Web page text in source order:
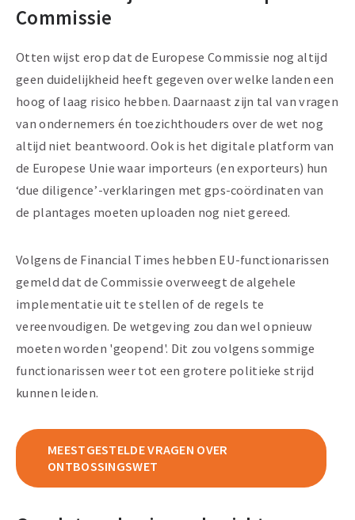
Commissie
Otten wijst erop dat de Europese Commissie nog altijd
geen duidelijkheid heeft gegeven over welke landen een
hoog of laag risico hebben. Daarnaast zijn tal van vragen
van ondernemers én toezichthouders over de wet nog
altijd niet beantwoord. Ook is het digitale platform van
de Europese Unie waar importeurs (en exporteurs) hun
‘due diligence’-verklaringen met gps-coördinaten van
de plantages moeten uploaden nog niet gereed.
Volgens de Financial Times hebben EU-functionarissen
gemeld dat de Commissie overweegt de algehele
implementatie uit te stellen of de regels te
vereenvoudigen. De wetgeving zou dan wel opnieuw
moeten worden 'geopend'. Dit zou volgens sommige
functionarissen weer tot een grotere politieke strijd
kunnen leiden.
MEESTGESTELDE VRAGEN OVER
ONTBOSSINGSWET